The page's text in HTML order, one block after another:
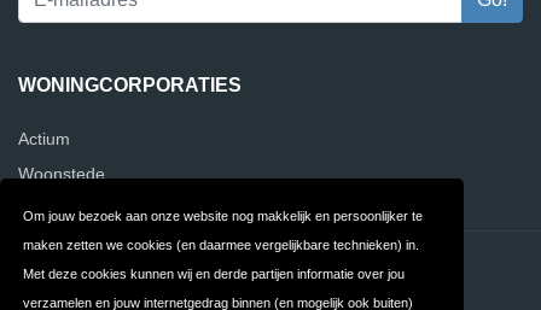
Om jouw bezoek aan onze website nog makkelijk en persoonlijker te
maken zetten we cookies (en daarmee vergelijkbare technieken) in.
Met deze cookies kunnen wij en derde partijen informatie over jou
verzamelen en jouw internetgedrag binnen (en mogelijk ook buiten)
WONINGCORPORATIES
Actium
Woonstede
Contact Privacy